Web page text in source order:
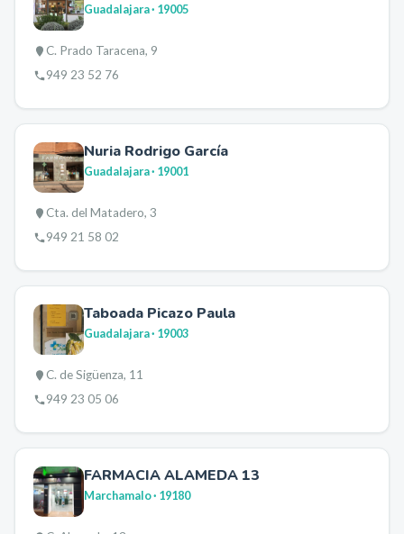
Guadalajara· 19005
C. Prado Taracena, 9
949 23 52 76
Nuria Rodrigo García
Guadalajara· 19001
Cta. del Matadero, 3
949 21 58 02
Taboada Picazo Paula
Guadalajara· 19003
C. de Sigüenza, 11
949 23 05 06
FARMACIA ALAMEDA 13
Marchamalo· 19180